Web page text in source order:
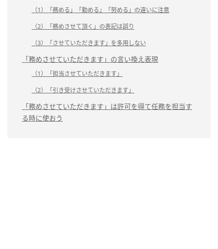
（1）「務める」「勤める」「努める」の違いに注意
（2）「務めさせて頂く」の表記は誤り
（3）「させていただきます」を多用しない
「務めさせていただきます」の言い換え表現
（1）「担当させていただきます」
（2）「引き受けさせていただきます」
「務めさせていただきます」は許可を得て任務を担当す
る時に使おう